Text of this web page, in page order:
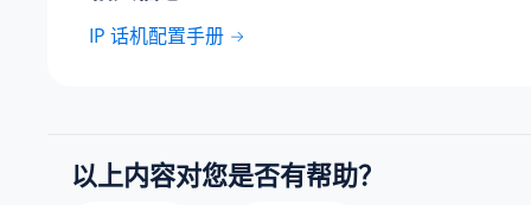
IP 话机配置手册
以上内容对您是否有帮助？